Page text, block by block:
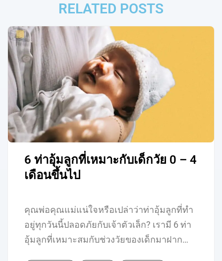
RELATED POSTS
6 ท่าอุ้มลูกที่เหมาะกับเด็กวัย 0 – 4
เดือนขึ้นไป
คุณพ่อคุณแม่แน่ใจหรือเปล่าว่าท่าอุ้มลูกที่ทำ
อยู่ทุกวันนี้ปลอดภัยกับเจ้าตัวเล็ก? เรามี 6 ท่า
อุ้มลูกที่เหมาะสมกับช่วงวัยของเด็กมาฝาก…